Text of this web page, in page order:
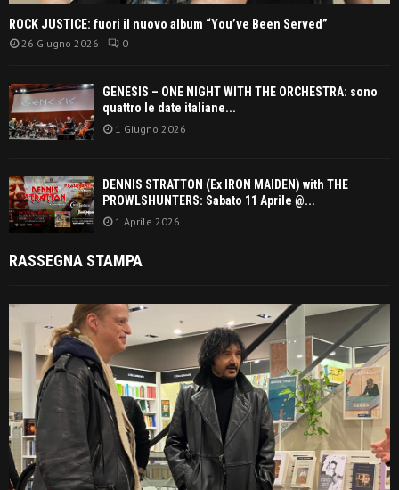
ROCK JUSTICE: fuori il nuovo album “You’ve Been Served”
26 Giugno 2026 0
GENESIS – ONE NIGHT WITH THE ORCHESTRA: sono
quattro le date italiane...
1 Giugno 2026
DENNIS STRATTON (Ex IRON MAIDEN) with THE
PROWLSHUNTERS: Sabato 11 Aprile @...
1 Aprile 2026
RASSEGNA STAMPA